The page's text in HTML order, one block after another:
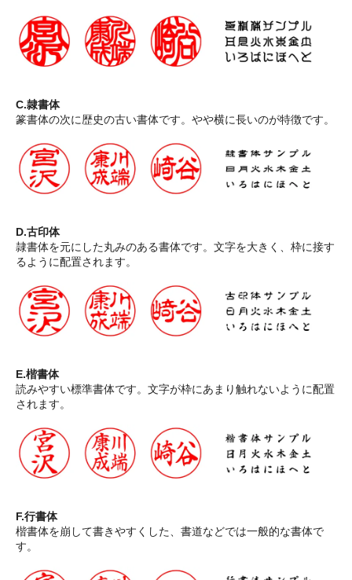
C.隷書体
篆書体の次に歴史の古い書体です。やや横に長いのが特徴です。
D.古印体
隷書体を元にした丸みのある書体です。文字を大きく、枠に接す
るように配置されます。
E.楷書体
読みやすい標準書体です。文字が枠にあまり触れないように配置
されます。
F.行書体
楷書体を崩して書きやすくした、書道などでは一般的な書体で
す。